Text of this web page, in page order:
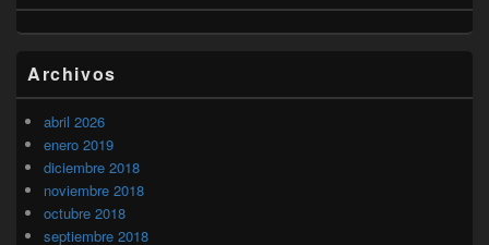
Archivos
abril 2026
enero 2019
diciembre 2018
noviembre 2018
octubre 2018
septiembre 2018